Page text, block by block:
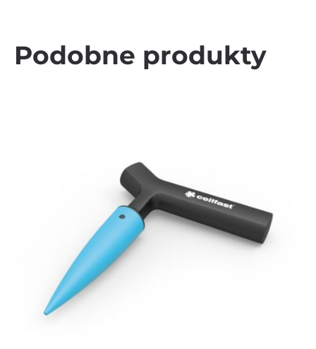
Podobne produkty